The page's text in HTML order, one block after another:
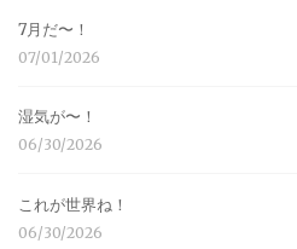
7月だ〜！
07/01/2026
湿気が〜！
06/30/2026
これが世界ね！
06/30/2026